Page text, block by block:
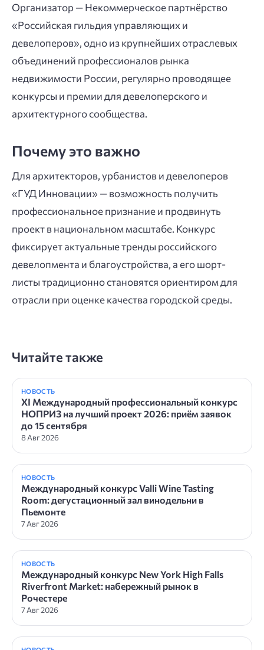
Организатор — Некоммерческое партнёрство
«Российская гильдия управляющих и
девелоперов», одно из крупнейших отраслевых
объединений профессионалов рынка
недвижимости России, регулярно проводящее
конкурсы и премии для девелоперского и
архитектурного сообщества.
Почему это важно
Для архитекторов, урбанистов и девелоперов
«ГУД Инновации» — возможность получить
профессиональное признание и продвинуть
проект в национальном масштабе. Конкурс
фиксирует актуальные тренды российского
девелопмента и благоустройства, а его шорт-
листы традиционно становятся ориентиром для
отрасли при оценке качества городской среды.
Читайте также
НОВОСТЬ
XI Международный профессиональный конкурс
НОПРИЗ на лучший проект 2026: приём заявок
до 15 сентября
8 Авг 2026
НОВОСТЬ
Международный конкурс Valli Wine Tasting
Room: дегустационный зал винодельни в
Пьемонте
7 Авг 2026
НОВОСТЬ
Международный конкурс New York High Falls
Riverfront Market: набережный рынок в
Рочестере
7 Авг 2026